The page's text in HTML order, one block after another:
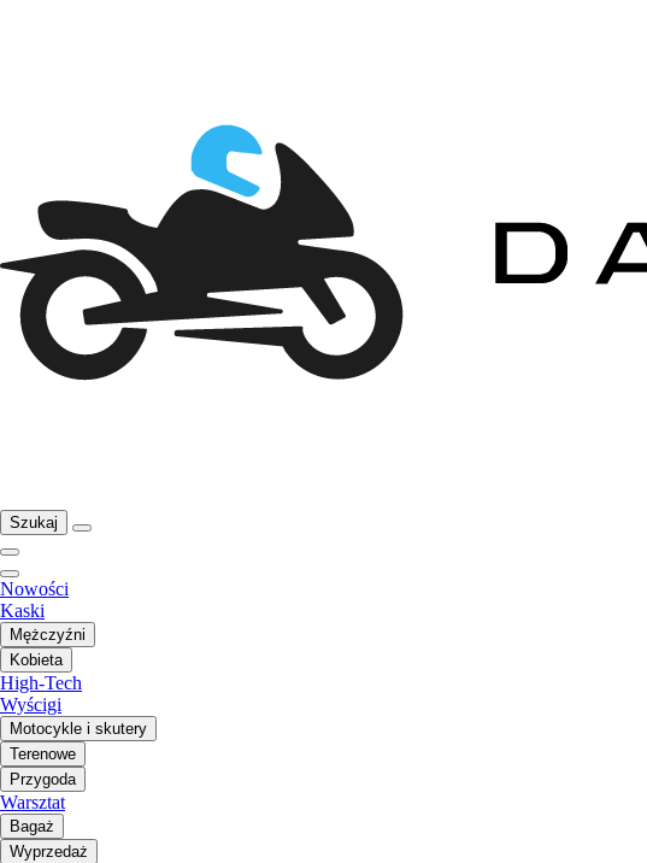
Szukaj
Nowości
Kaski
Mężczyźni
Kobieta
High-Tech
Wyścigi
Motocykle i skutery
Terenowe
Przygoda
Warsztat
Bagaż
Wyprzedaż